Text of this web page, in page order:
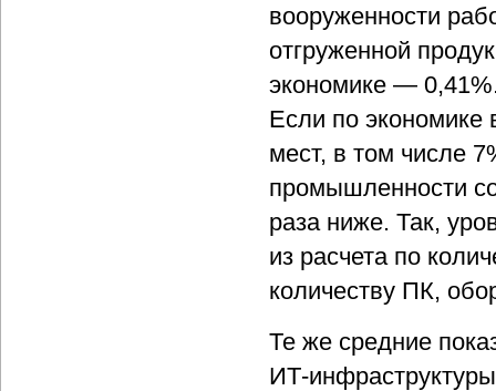
вооруженности
отгруженной
экономике —
Если по экономике
мест, в том числе
промышленности
раза ниже. Так,
из расчета по
количеству ПК,
Те же средние
ИТ-